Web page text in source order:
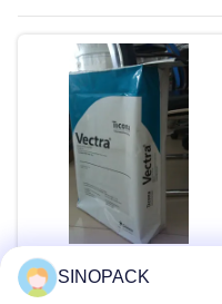
Chiudi automaticamente sacchi a
valvola in PE a lungo per l'uso di
SINOPACK